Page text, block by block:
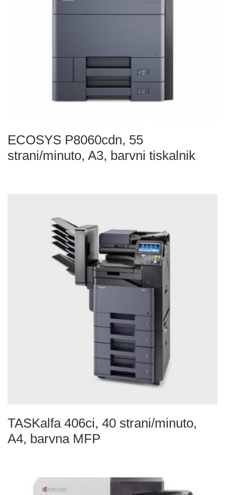
ECOSYS P8060cdn, 55
strani/minuto, A3, barvni tiskalnik
TASKalfa 406ci, 40 strani/minuto,
A4, barvna MFP